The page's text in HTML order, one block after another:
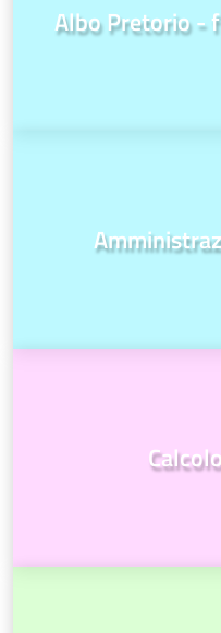
Albo Pretorio -